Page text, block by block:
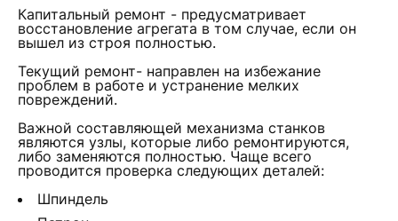
Капитальный ремонт - предусматривает
восстановление агрегата в том случае, если он
вышел из строя полностью.
Текущий ремонт- направлен на избежание
проблем в работе и устранение мелких
повреждений.
Важной составляющей механизма станков
являются узлы, которые либо ремонтируются,
либо заменяются полностью. Чаще всего
проводится проверка следующих деталей:
Шпиндель